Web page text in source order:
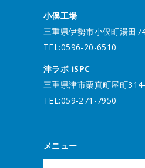
小俣工場
三重県伊勢市小俣町湯田
TEL:0596-20-6510
津ラボ iSPC
三重県津市栗真町屋町
TEL:059-271-7950
メニュー